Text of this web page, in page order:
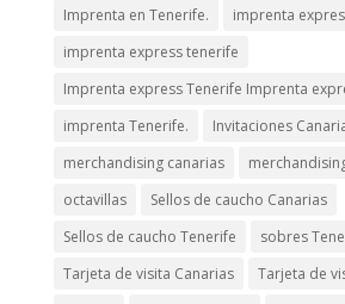
Imprenta en Tenerife.
imprenta
imprenta express tenerife
Imprenta express Tenerife Imprenta
imprenta Tenerife.
Invitaciones
merchandising canarias
octavillas
Sellos de caucho Canarias
Sellos de caucho Tenerife
sobres
Tarjeta de visita Canarias
Tarjeta de